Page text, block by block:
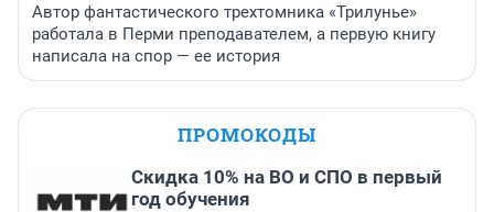
Автор фантастического трехтомника «Трилунье»
работала в Перми преподавателем, а первую книгу
написала на спор — ее история
ПРОМОКОДЫ
Скидка 10% на ВО и СПО в первый
год обучения